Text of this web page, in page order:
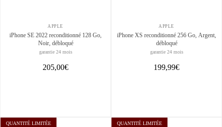
APPLE
iPhone SE 2022 reconditionné 128 Go,
Noir, débloqué
garantie 24 mois
205,00€
APPLE
iPhone XS reconditionné 256 Go, Argent,
débloqué
garantie 24 mois
199,99€
QUANTITÉ LIMITÉE QUANTITÉ LIMITÉE